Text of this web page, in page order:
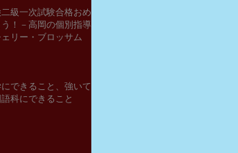
級一次試験合格おめ
！－高岡の個別指導
リー・ブロッサム
できること、強いて
科にできること